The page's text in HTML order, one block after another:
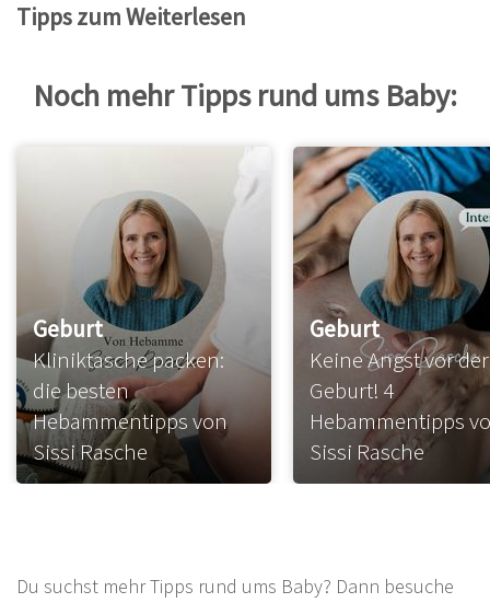
Tipps zum Weiterlesen
Noch mehr Tipps rund ums Baby:
Geburt
Kliniktasche packen:
die besten
Hebammentipps von
Sissi Rasche
Geburt
Keine Angst vor der
Geburt! 4
Hebammentipps
Sissi Rasche
Du suchst mehr Tipps rund ums Baby? Dann besuche